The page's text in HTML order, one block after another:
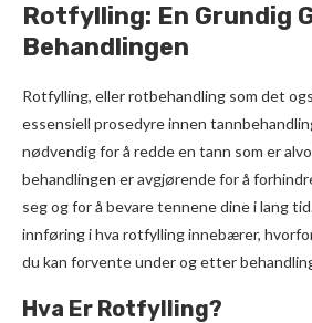
Rotfylling: En Grundig
Behandlingen
Rotfylling, eller rotbehandling som det
essensiell prosedyre innen
nødvendig for å redde en tann som er
behandlingen er avgjørende for å
seg og for å bevare tennene dine i lang
innføring i hva rotfylling innebærer,
du kan forvente under og etter
Hva Er Rotfylling?